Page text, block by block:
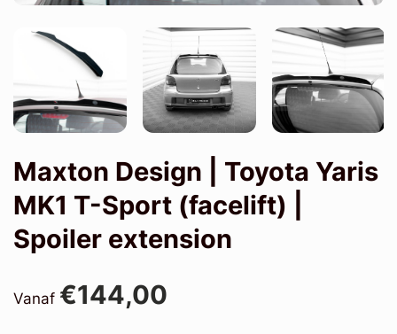
Maxton Design | Toyota Yaris
MK1 T-Sport (facelift) |
Spoiler extension
Vanaf €144,00